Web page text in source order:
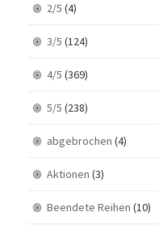
2/5 (4)
3/5 (124)
4/5 (369)
5/5 (238)
abgebrochen (4)
Aktionen (3)
Beendete Reihen (10)